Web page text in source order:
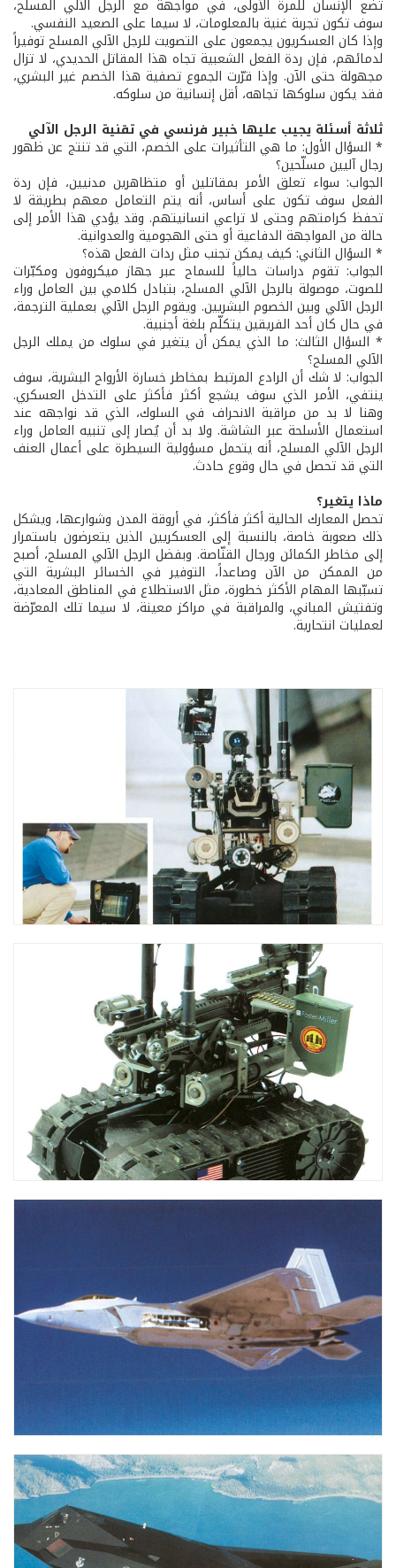
تضع الإنسان للمرة الأولى، في مواجهة مع الرجل الآلي المسلح،
سوف تكون تجربة غنية بالمعلومات، لا سيما على الصعيد النفسي.
وإذا كان العسكريون يجمعون على التصويت للرجل الآلي المسلح توفيراً
لدمائهم، فإن ردة الفعل الشعبية تجاه هذا المقاتل الحديدي، لا تزال
مجهولة حتى الآن. وإذا قرّرت الجموع تصفية هذا الخصم غير البشري،
فقد يكون سلوكها تجاهه، أقل إنسانية من سلوكه.
ثلاثة أسئلة يجيب عليها خبير فرنسي في تقنية الرجل الآلي
* السؤال الأول: ما هي التأثيرات على الخصم، التي قد تنتج عن ظهور
رجال آليين مسلّحين؟
الجواب: سواء تعلق الأمر بمقاتلين أو متظاهرين مدنيين، فإن ردة
الفعل سوف تكون على أساس، أنه يتم التعامل معهم بطريقة لا
تحفظ كرامتهم وحتى لا تراعي انسانيتهم. وقد يؤدي هذا الأمر إلى
حالة من المواجهة الدفاعية أو حتى الهجومية والعدوانية.
* السؤال الثاني: كيف يمكن تجنب مثل ردات الفعل هذه؟
الجواب: تقوم دراسات حالياً للسماح عبر جهاز ميكروفون ومكبّرات
للصوت، موصولة بالرجل الآلي المسلح، بتبادل كلامي بين العامل وراء
الرجل الآلي وبين الخصوم البشريين. ويقوم الرجل الآلي بعملية الترجمة،
في حال كان أحد الفريقين يتكلّم بلغة أجنبية.
* السؤال الثالث: ما الذي يمكن أن يتغير في سلوك من يملك الرجل
الآلي المسلح؟
الجواب: لا شك أن الرادع المرتبط بمخاطر خسارة الأرواح البشرية، سوف
ينتفي، الأمر الذي سوف يشجع أكثر فأكثر على التدخل العسكري.
وهنا لا بد من مراقبة الانحراف في السلوك، الذي قد نواجهه عند
استعمال الأسلحة عبر الشاشة. ولا بد أن يُصار إلى تنبيه العامل وراء
الرجل الآلي المسلح، أنه يتحمل مسؤولية السيطرة على أعمال العنف
التي قد تحصل في حال وقوع حادث.
ماذا يتغير؟
تحصل المعارك الحالية أكثر فأكثر، في أروقة المدن وشوارعها، ويشكل
ذلك صعوبة خاصة، بالنسبة إلى العسكريين الذين يتعرضون باستمرار
إلى مخاطر الكمائن ورجال القنّاصة. وبفضل الرجل الآلي المسلح، أصبح
من الممكن من الآن وصاعداً، التوفير في الخسائر البشرية التي
تسبّبها المهام الأكثر خطورة، مثل الاستطلاع في المناطق المعادية،
وتفتيش المباني، والمراقبة في مراكز معينة، لا سيما تلك المعرّضة
لعمليات انتحارية.